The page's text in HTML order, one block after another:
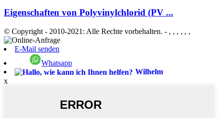
Eigenschaften von Polyvinylchlorid (PV ...
© Copyright - 2010-2021: Alle Rechte vorbehalten. - , , , , , ,
E-Mail senden
Whatsapp
Wilhelm
x